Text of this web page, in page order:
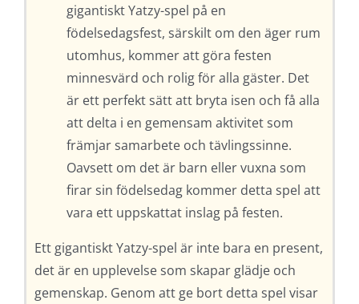
gigantiskt Yatzy-spel på en
födelsedagsfest, särskilt om den äger rum
utomhus, kommer att göra festen
minnesvärd och rolig för alla gäster. Det
är ett perfekt sätt att bryta isen och få alla
att delta i en gemensam aktivitet som
främjar samarbete och tävlingssinne.
Oavsett om det är barn eller vuxna som
firar sin födelsedag kommer detta spel att
vara ett uppskattat inslag på festen.
Ett gigantiskt Yatzy-spel är inte bara en present,
det är en upplevelse som skapar glädje och
gemenskap. Genom att ge bort detta spel visar